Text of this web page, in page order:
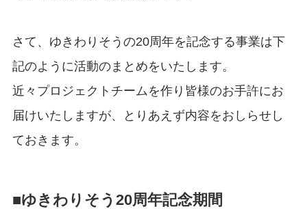
さて、ゆきわりそうの20周年を記念する事業は下
記のように活動のまとめをいたします。
近々プロジェクトチームを作り皆様のお手許にお
届けいたしますが、とりあえず内容をおしらせし
ておきます。
■ゆきわりそう20周年記念期間